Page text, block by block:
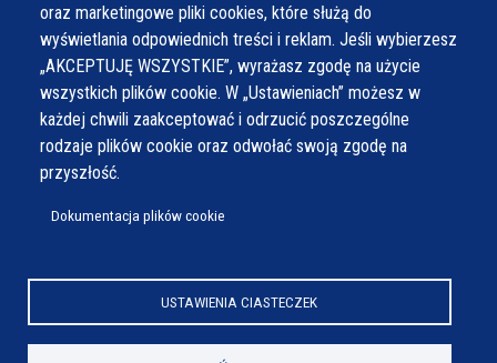
oraz marketingowe pliki cookies, które służą do
wyświetlania odpowiednich treści i reklam. Jeśli wybierzesz
„AKCEPTUJĘ WSZYSTKIE”, wyrażasz zgodę na użycie
wszystkich plików cookie. W „Ustawieniach” możesz w
każdej chwili zaakceptować i odrzucić poszczególne
rodzaje plików cookie oraz odwołać swoją zgodę na
przyszłość.
Dokumentacja plików cookie
USTAWIENIA CIASTECZEK
© Wszystkie prawa zastrzeżone,Gmina Wilamowice